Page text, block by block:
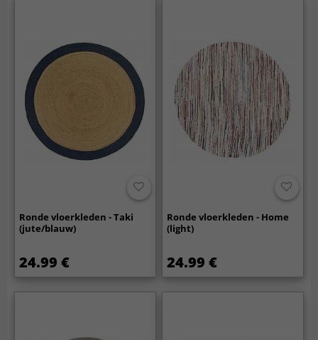
Ronde vloerkleden - Taki
(jute/blauw)
24.99 €
Ronde vloerkleden - Home
(light)
24.99 €